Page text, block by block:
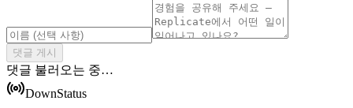
댓글 게시
댓글 불러오는 중…
DownStatus